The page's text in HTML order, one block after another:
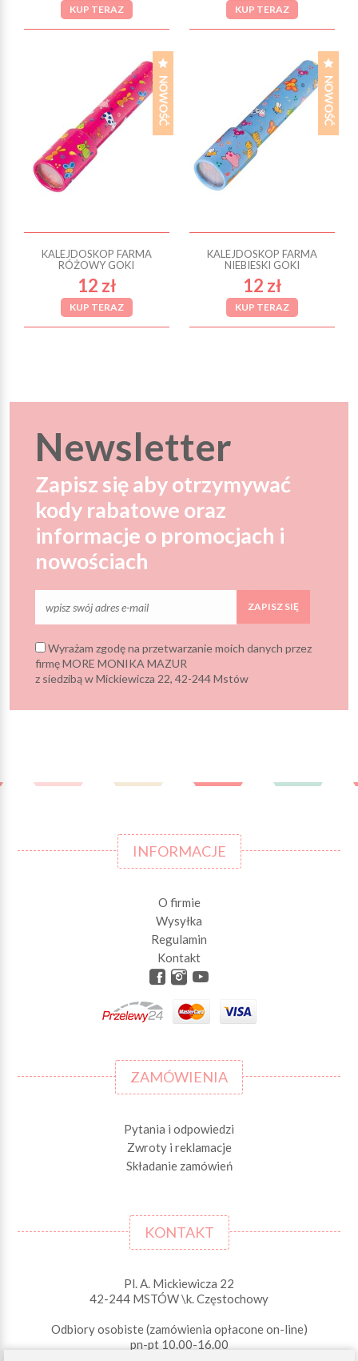
KUP TERAZ KUP TERAZ
KALEJDOSKOP FARMA
RÓŻOWY GOKI
12 zł
KUP TERAZ
KALEJDOSKOP FARMA
NIEBIESKI GOKI
12 zł
KUP TERAZ
Newsletter
Zapisz się aby otrzymywać
kody rabatowe oraz
informacje o promocjach i
nowościach
ZAPISZ SIĘ
Wyrażam zgodę na przetwarzanie moich danych przez
firmę MORE MONIKA MAZUR
z siedzibą w Mickiewicza 22, 42-244 Mstów
INFORMACJE
O firmie
Wysyłka
Regulamin
Kontakt
ZAMÓWIENIA
Pytania i odpowiedzi
Zwroty i reklamacje
Składanie zamówień
KONTAKT
Pl. A. Mickiewicza 22
42-244 MSTÓW \k. Częstochowy
Odbiory osobiste (zamówienia opłacone on-line)
pn-pt 10.00-16.00